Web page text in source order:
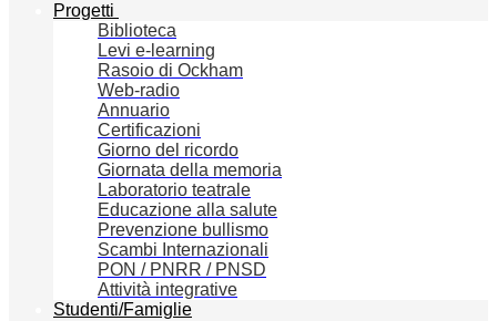
Progetti
Biblioteca
Levi e-learning
Rasoio di Ockham
Web-radio
Annuario
Certificazioni
Giorno del ricordo
Giornata della memoria
Laboratorio teatrale
Educazione alla salute
Prevenzione bullismo
Scambi Internazionali
PON / PNRR / PNSD
Attività integrative
Studenti/Famiglie